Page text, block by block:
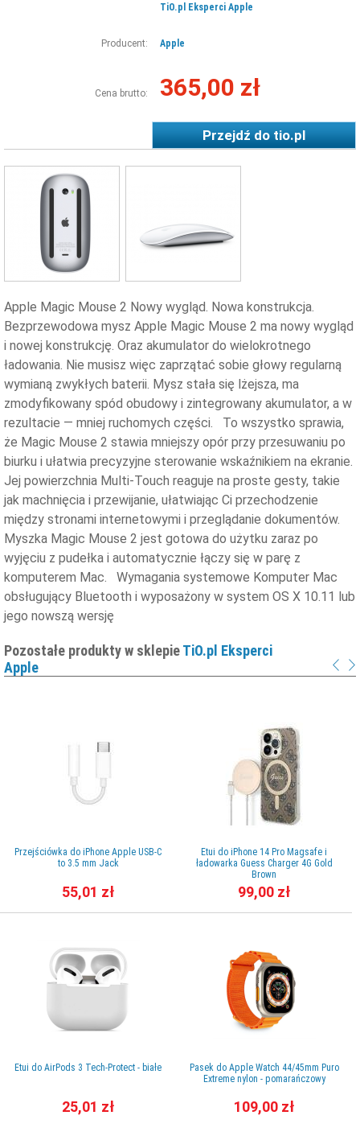
TiO.pl Eksperci Apple
Producent: Apple
Cena brutto: 365,00 zł
Przejdź dotio.pl
Apple Magic Mouse 2 Nowy wygląd. Nowa konstrukcja.
Bezprzewodowa mysz Apple Magic Mouse 2 ma nowy wygląd
i nowej konstrukcję. Oraz akumulator do wielokrotnego
ładowania. Nie musisz więc zaprzątać sobie głowy regularną
wymianą zwykłych baterii. Mysz stała się lżejsza, ma
zmodyfikowany spód obudowy i zintegrowany akumulator, a w
rezultacie — mniej ruchomych części. To wszystko sprawia,
że Magic Mouse 2 stawia mniejszy opór przy przesuwaniu po
biurku i ułatwia precyzyjne sterowanie wskaźnikiem na ekranie.
Jej powierzchnia Multi-Touch reaguje na proste gesty, takie
jak machnięcia i przewijanie, ułatwiając Ci przechodzenie
między stronami internetowymi i przeglądanie dokumentów.
Myszka Magic Mouse 2 jest gotowa do użytku zaraz po
wyjęciu z pudełka i automatycznie łączy się w parę z
komputerem Mac. Wymagania systemowe Komputer Mac
obsługujący Bluetooth i wyposażony w system OS X 10.11 lub
jego nowszą wersję
Pozostałe produkty w sklepieTiO.pl Eksperci
Apple
Przejściówka do iPhone Apple USB-C
to 3.5 mm Jack
55,01 zł
Etui do AirPods 3 Tech-Protect - białe
25,01 zł
Etui do iPhone 14 Pro Magsafe i
ładowarka Guess Charger 4G Gold
Brown
99,00 zł
Pasek do Apple Watch 44/45mm Puro
Extreme nylon - pomarańczowy
109,00 zł